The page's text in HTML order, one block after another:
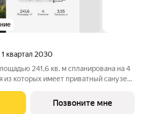
1 квартал 2030
241,6 кв. м спланирована на 4
из которых имеет приватный санузел
для жизни и впечатлений. Здесь
Позвоните мне